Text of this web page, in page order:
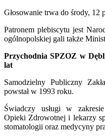
Głosowanie trwa do środy, 12
Patronem plebiscytu jest
ogólnopolskiej gali także
Przychodnia SPZOZ w
lat
Samodzielny Publiczny
powstał w 1993 roku.
Świadczy usługi w
Opieki Zdrowotnej i lekarzy
stomatologii oraz medycyny